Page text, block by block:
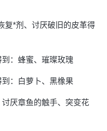
复*剂、讨厌破旧的皮革得
：蜂蜜、璀璨玫瑰
：白萝卜、黑橡果
厌章鱼的触手、突变花